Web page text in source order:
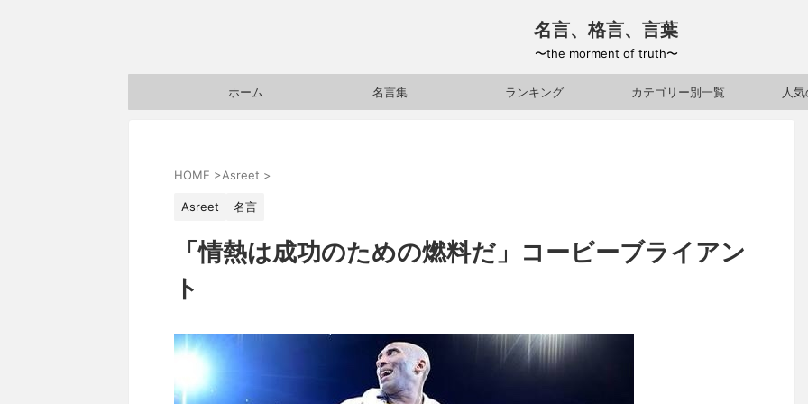
名言、格言、言葉
〜the morment of truth〜
ホーム 名言集 ランキング カテゴリー別一覧 人
HOME >Asreet >
Asreet 名言
「情熱は成功のための燃料だ」コービーブライアン
ト